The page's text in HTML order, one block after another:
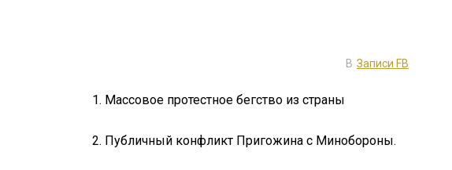
В Записи FB
1. Массовое протестное бегство из страны
2. Публичный конфликт Пригожина с Минобороны.